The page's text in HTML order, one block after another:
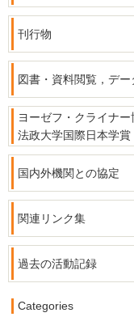
刊行物
図書・資料閲覧，デー
ヨーゼフ・クライナー
法政大学国際日本学賞
国内外機関との協定
関連リンク集
過去の活動記録
Categories